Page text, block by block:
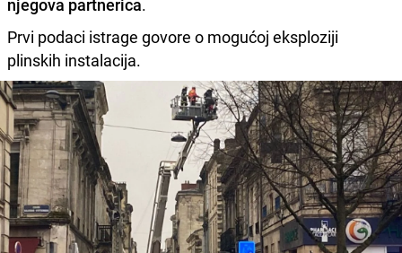
Prvi podaci istrage govore o mogućoj eksploziji
plinskih instalacija.